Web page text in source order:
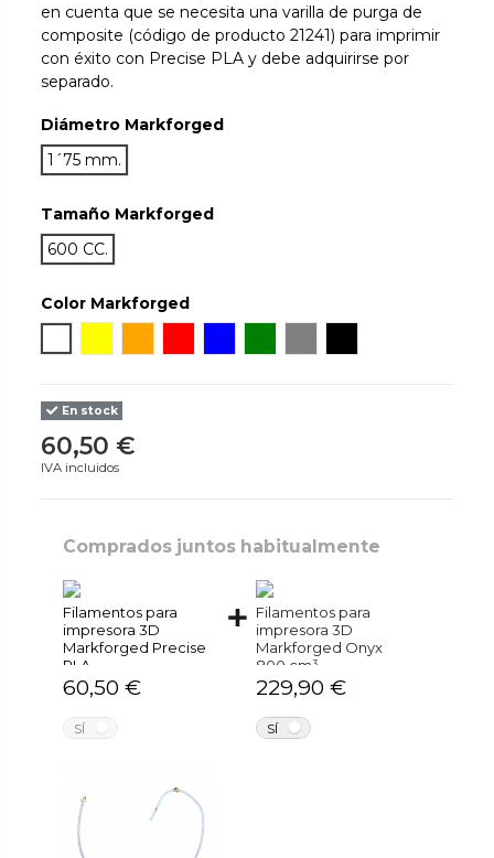
en cuenta que se necesita una varilla de purga de
composite (código de producto 21241) para imprimir
con éxito con Precise PLA y debe adquirirse por
separado.
Diámetro Markforged
1´75 mm.
Tamaño Markforged
600 CC.
Color Markforged
En stock
60,50 €
IVA incluidos
Comprados juntos habitualmente
Filamentos para
impresora 3D
Markforged Precise
PLA
60,50 €
SÍ
Filamentos para
impresora 3D
Markforged Onyx
800 cm³
229,90 €
SÍ